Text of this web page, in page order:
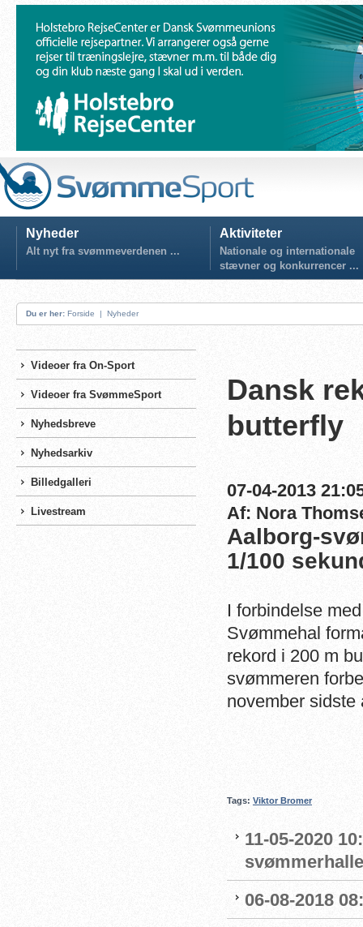
Nyheder
Alt nyt fra svømmeverdenen ...
Aktiviteter
Nationale og internationale
stævner og konkurrencer ...
Du er her: Forside | Nyheder
Videoer fra On-Sport
Videoer fra SvømmeSport
Nyhedsbreve
Nyhedsarkiv
Billedgalleri
Livestream
Dansk
butterfly
07-04-2013
Af: Nora
Aalborg-
1/100
I forbindelse
Svømmehal
rekord i 200 m
svømmeren
november sidste
Tags: Viktor Bromer
11-05-2020
06-08-2018